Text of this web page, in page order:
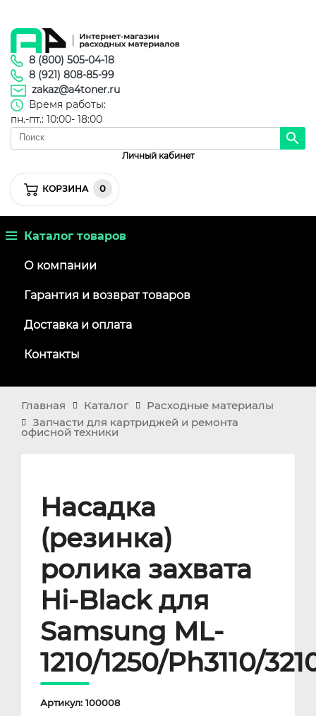
8 (800) 505-04-18
8 (921) 808-85-99
zakaz@a4toner.ru
Время работы:
пн.-пт.: 10:00- 18:00
Личный кабинет
КОРЗИНА 0
Каталог товаров
О компании
Гарантия и возврат товаров
Доставка и оплата
Контакты
Главная Каталог
Расходные материалы
Запчасти для картриджей и ремонта
офисной техники
Насадка
(резинка)
ролика захвата
Hi-Black для
Samsung ML-
1210/1250/Ph3110/
Артикул: 100008